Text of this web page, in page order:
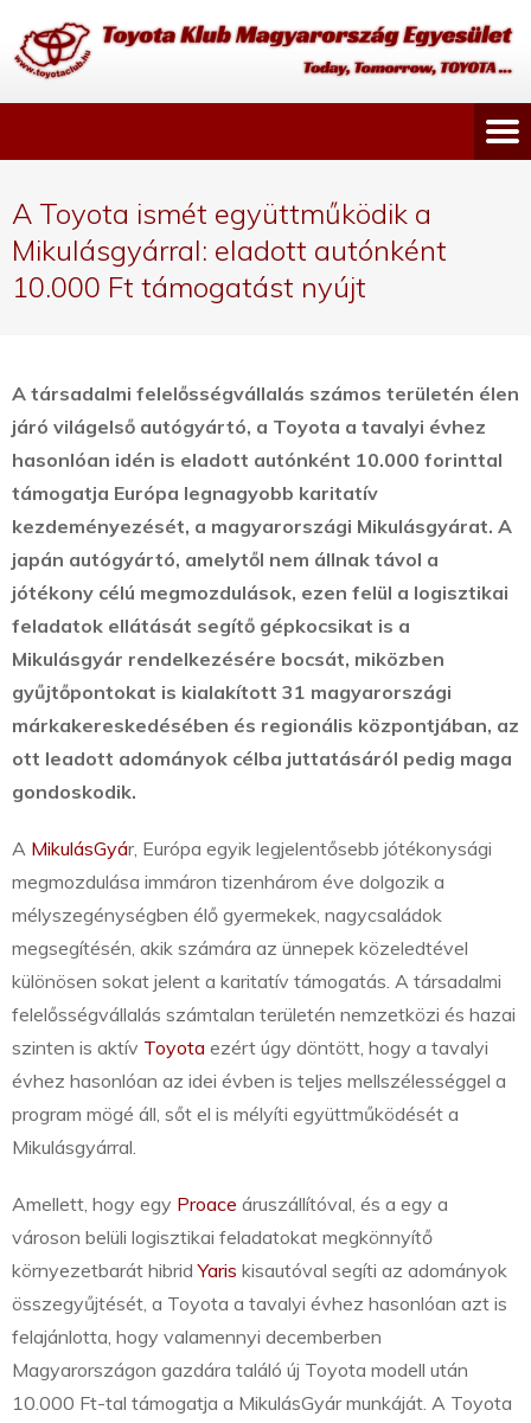
A Toyota ismét együttműködik a
Mikulásgyárral: eladott autónként
10.000 Ft támogatást nyújt
A társadalmi felelősségvállalás számos területén élen
járó világelső autógyártó, a Toyota a tavalyi évhez
hasonlóan idén is eladott autónként 10.000 forinttal
támogatja Európa legnagyobb karitatív
kezdeményezését, a magyarországi Mikulásgyárat. A
japán autógyártó, amelytől nem állnak távol a
jótékony célú megmozdulások, ezen felül a logisztikai
feladatok ellátását segítő gépkocsikat is a
Mikulásgyár rendelkezésére bocsát, miközben
gyűjtőpontokat is kialakított 31 magyarországi
márkakereskedésében és regionális központjában, az
ott leadott adományok célba juttatásáról pedig maga
gondoskodik.
A MikulásGyár, Európa egyik legjelentősebb jótékonysági
megmozdulása immáron tizenhárom éve dolgozik a
mélyszegénységben élő gyermekek, nagycsaládok
megsegítésén, akik számára az ünnepek közeledtével
különösen sokat jelent a karitatív támogatás. A társadalmi
felelősségvállalás számtalan területén nemzetközi és hazai
szinten is aktív Toyota ezért úgy döntött, hogy a tavalyi
évhez hasonlóan az idei évben is teljes mellszélességgel a
program mögé áll, sőt el is mélyíti együttműködését a
Mikulásgyárral.
Amellett, hogy egy Proace áruszállítóval, és a egy a
városon belüli logisztikai feladatokat megkönnyítő
környezetbarát hibridYaris kisautóval segíti az adományok
összegyűjtését, a Toyota a tavalyi évhez hasonlóan azt is
felajánlotta, hogy valamennyi decemberben
Magyarországon gazdára találó új Toyota modell után
10.000 Ft-tal támogatja a MikulásGyár munkáját. A Toyota